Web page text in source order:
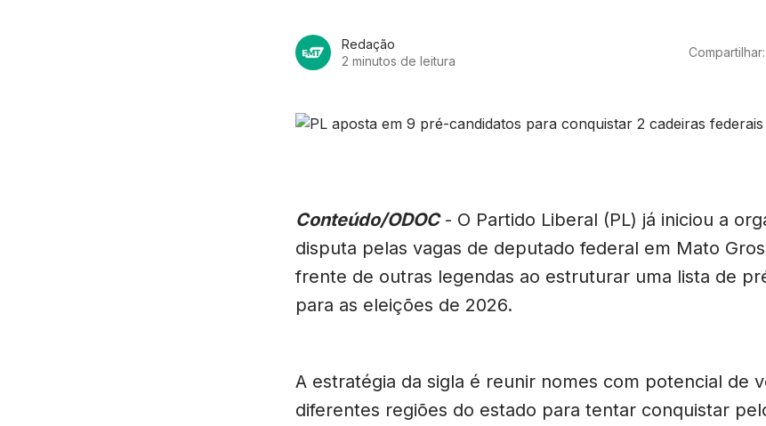
Redação
2 minutos de leitura
Compartilhar:
Conteúdo/ODOC- O Partido Liberal (PL) já iniciou a
disputa pelas vagas de deputado federal em Mato
frente de outras legendas ao estruturar uma lista de
para as eleições de 2026.
A estratégia da sigla é reunir nomes com potencial de
diferentes regiões do estado para tentar conquistar